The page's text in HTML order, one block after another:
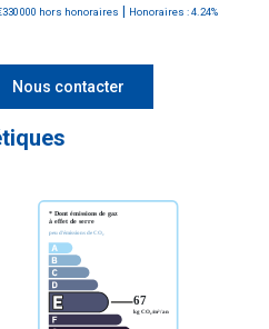
000 hors honoraires | Honoraires : 4.24%
Nous contacter